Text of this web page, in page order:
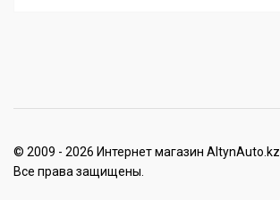
© 2009 - 2026 Интернет магазин AltynAuto.kz
Все права защищены.